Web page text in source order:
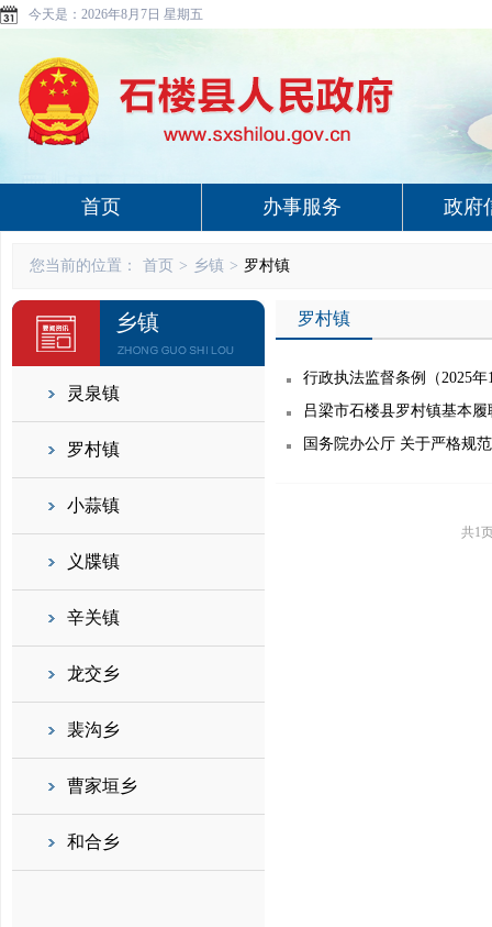
今天是： 2026年8月7日 星期五
首页 办事服务 政府
您当前的位置： 首页 > 乡镇 > 罗村镇
乡镇
灵泉镇
罗村镇
小蒜镇
义牒镇
辛关镇
龙交乡
裴沟乡
曹家垣乡
和合乡
罗村镇
行政执法监督条例（2025年
吕梁市石楼县罗村镇基本
国务院办公厅 关于严格规
共1